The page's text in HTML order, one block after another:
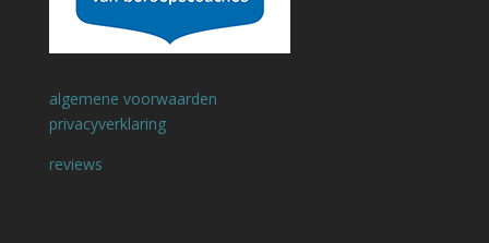
algemene voorwaarden
privacyverklaring
reviews